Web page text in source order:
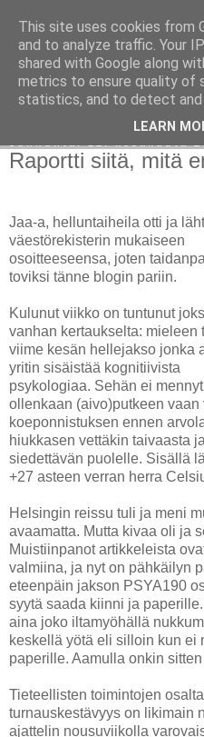
Avoin
Raportti siitä, mitä
Jaa-a, helluntaiheila otti ja
väestörekisterin mukaiseen
osoitteeseensa, joten
toviksi tänne blogin pariin.
Kulunut viikko on tuntunut
vanhan kertaukselta: mieleen
viime kesän hellejakso jonka
yritin sisäistää kognitiivista
psykologiaa. Sehän ei
ollenkaan (aivo)putkeen vaan
koeponnistuksen ennen
hiukkasen vettäkin taivaasta
siedettävän puolelle. Sisällä
+27 asteen verran herra
Helsingin reissu tuli ja meni
avaamatta. Mutta kivaa oli ja
Muistiinpanot artikkeleista
valmiina, ja nyt on pähkäilyn
eteenpäin jakson PSYA190
syytä saada kiinni ja
aina joko iltamyöhällä
keskellä yötä eli silloin kun ei
paperille. Aamulla onkin
Tieteellisten toimintojen
turnauskestävyys on likimain
ajattelin nousuviikolla
This site uses cookies from
and to analyze traffic. Your
shared with Google along
metrics to ensure quality of
statistics, and to detect and
LEARN